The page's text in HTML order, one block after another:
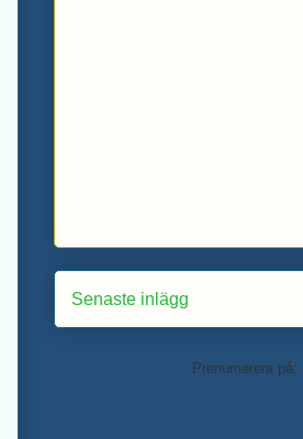
Senaste inlägg
Prenumerera på: